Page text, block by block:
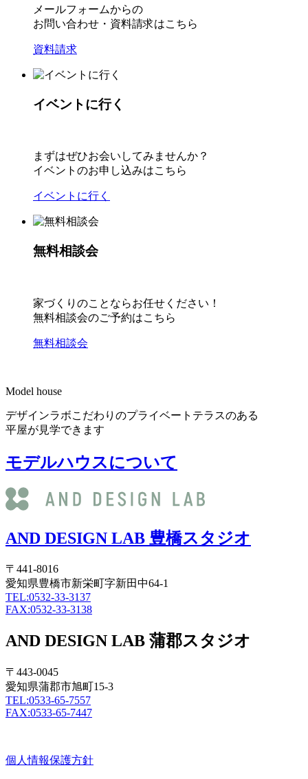
メールフォームからの
お問い合わせ・資料請求はこちら
資料請求
イベントに行く
まずはぜひお会いしてみませんか？
イベントのお申し込みはこちら
イベントに行く
無料相談会
家づくりのことならお任せください！
無料相談会のご予約はこちら
無料相談会
Model house
デザインラボこだわりのプライベートテラスのある
平屋が見学できます
モデルハウスについて
AND DESIGN LAB 豊橋スタジオ
〒441-8016
愛知県豊橋市新栄町字新田中64-1
TEL:0532-33-3137
FAX:0532-33-3138
AND DESIGN LAB 蒲郡スタジオ
〒443-0045
愛知県蒲郡市旭町15-3
TEL:0533-65-7557
FAX:0533-65-7447
個人情報保護方針